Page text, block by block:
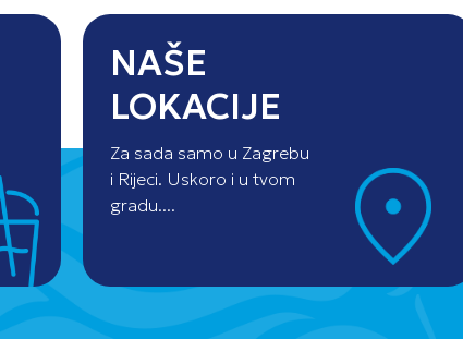
NAŠE
LOKACIJE
Za sada samo u Zagrebu
i Rijeci. Uskoro i u tvom
gradu....